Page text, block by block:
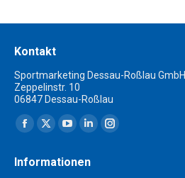
Kontakt
Sportmarketing Dessau-Roßlau GmbH
Zeppelinstr. 10
06847 Dessau-Roßlau
Finden Sie uns auf:
Facebook
opens
X
opens
YouTube
opens
Linkedin
opens
Instagram
Informationen